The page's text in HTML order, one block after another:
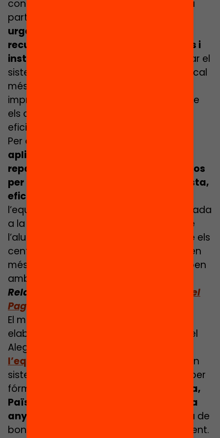
condicions econòmiques i socials d’una
part de la població ja desavantatjada,
urgeix una distribució més justa dels
recursos que prioritzi aquelles escoles i
instituts on més falta facin.
Per millorar el
sistema educatiu i fer-lo més equitatiu cal
més finançament, però també és
imprescindible repartir els recursos entre
els centres d’una manera més justa,
eficient i transparent.
Per això,
aplicar una nova fórmula de
repartiment que distribueix els recursos
per als centres d’una manera més justa,
eficient i transparent.
l’equitat’ dóna una importància destacada
a la vulnerabilitat social i acadèmica de
l’alumnat del centre i reconeix el fet que els
centres de major complexitat necessiten
més recursos que la resta i dels que reben
amb el sistema de finançament actual.
Relacionat:
l’entrevista a Marcel
Pagès
El model de finançament proposat,
elaborat per Marcel Pagès i Miquel Àngel
Alegre en
l’equitat
, és l’aplicació a Catalunya d’un
sistema conegut com a “finançament per
fórmula”.
Països com Finlàndia, Suècia,
Països Baixos, Regne Unit o Canadà fa
anys que l’apliquen
, i és sinònim d’eina de
bon govern, transparència i gestió eficient.